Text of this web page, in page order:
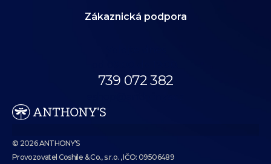
Zákaznická podpora
739 072 382
© 2026 ANTHONY’S
Provozovatel Coshile & Co., s.r.o. , IČO: 09506489